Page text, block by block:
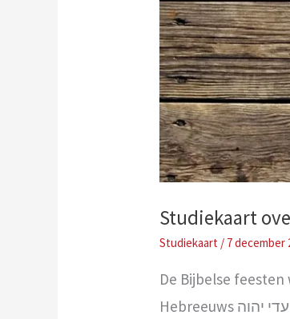
Studiekaart
/ 7 december
De Bijbelse
Hebreeuws מועדי יהוה (mō-w-‘ă-ḏê Yah-weh) genoemd, wat letterlijk ‘aangewezen tijden van Jahweh’ betekent.